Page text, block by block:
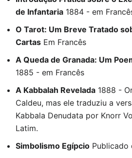
de Infantaria 1884 - em
O Tarot: Um Breve Tratado
Cartas Em Francês
A Queda de Granada: Um
1885 - em Francês
A Kabbalah Revelada 1888 -
Caldeu, mas ele traduziu a
Kabbala Denudata por Knorr
Latim.
Simbolismo Egípcio Publicado